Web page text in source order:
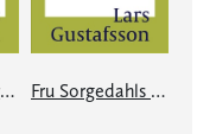
Fantastiska berättelser Fru Sorgedahls vackra vita armar